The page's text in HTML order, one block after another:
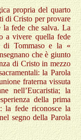
propria del quarto
di Cristo per provare
fede che salva. La
a vivere quella fede
di Tommaso e la «
che è giunto
di Cristo in mezzo
la Parola
fraterna vissuta
nell’Eucaristia; la
della prima
la fede riconosce la
segno della Parola